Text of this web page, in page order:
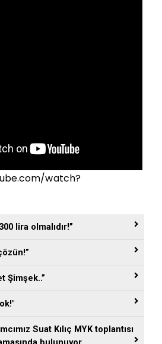
watch?
lira olmalıdır!”
Şimşek..”
Suat Kılıç MYK toplantısı